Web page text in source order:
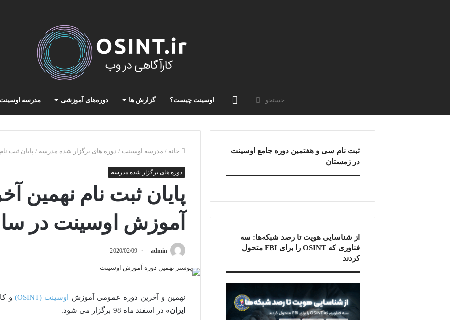
نخست
اوسینت چیست؟ گزارش ها دوره‌های آموزشی مدرسه جستجو
خانه / مدرسه اوسینت / دوره های برگزار شده مدرسه / پایان ثبت
دوره های برگزار شده مدرسه
پایان ثبت نام نهمین
آموزش اوسینت در سال
admin
2020/02/09
نهمین و آخرین دوره عمومی آموزش اوسینت (OSINT)
و
ایران» در اسفند ماه 98 برگزار می شود.
ثبت نام سی و هفتمین دوره جامع اوسینت
در زمستان
از شناسایی هویت تا رصد شبکه‌ها: سه
فناوری که OSINT را برای FBI متحول
کردند